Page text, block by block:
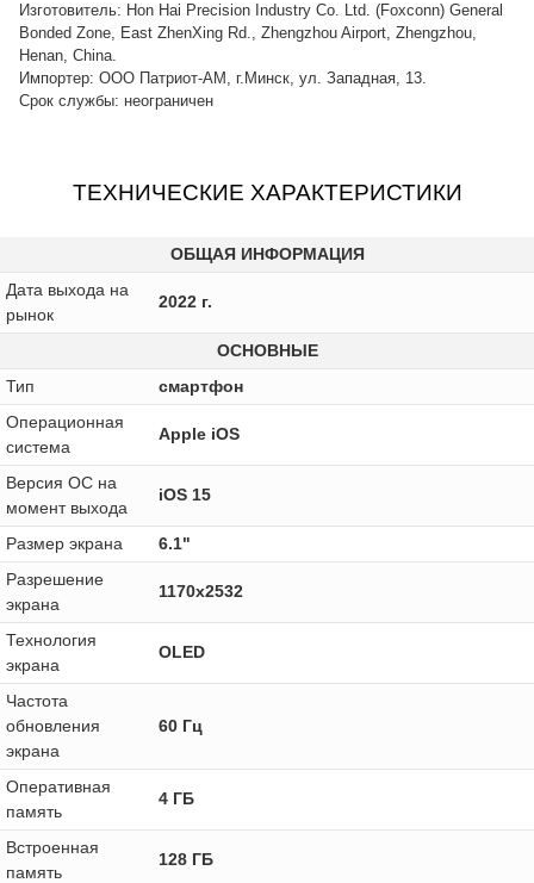
Изготовитель: Hon Hai Precision Industry Co. Ltd. (Foxconn) General
Bonded Zone, East ZhenXing Rd., Zhengzhou Airport, Zhengzhou,
Henan, China.
Импортер: ООО Патриот-АМ, г.Минск, ул. Западная, 13.
Срок службы: неограничен
ТЕХНИЧЕСКИЕ ХАРАКТЕРИСТИКИ
ОБЩАЯ ИНФОРМАЦИЯ
Дата выхода на
рынок
2022 г.
ОСНОВНЫЕ
Тип
смартфон
Операционная
система
Apple iOS
Версия ОС на
момент выхода
iOS 15
Размер экрана
6.1"
Разрешение
экрана
1170x2532
Технология
экрана
OLED
Частота
обновления
экрана
60 Гц
Оперативная
память
4 ГБ
Встроенная
память
128 ГБ